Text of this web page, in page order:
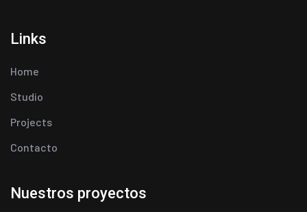
Links
Home
Studio
Projects
Contacto
Nuestros proyectos